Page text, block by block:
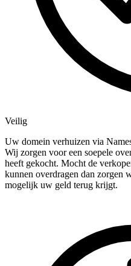
Veilig
Uw domein verhuizen via
Wij zorgen voor een soepele
heeft gekocht. Mocht de
kunnen overdragen dan zorgen
mogelijk uw geld terug krijgt.